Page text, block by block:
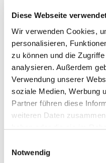
Diese Webseite
Wir verwenden Cookies,
personalisieren,
zu können und die
analysieren. Außerdem
Verwendung unserer
soziale Medien, Werbung
Partner führen diese
weiteren Daten
haben oder die sie im
Notwendig
Top-Seller von